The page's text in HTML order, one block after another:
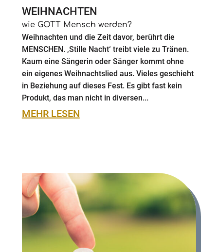
wie GOTT Mensch werden?
WEIHNACHTEN
Weihnachten und die Zeit davor, berührt die
MENSCHEN. ‚Stille Nacht‘ treibt viele zu Tränen.
Kaum eine Sängerin oder Sänger kommt ohne
ein eigenes Weihnachtslied aus. Vieles geschieht
in Beziehung auf dieses Fest. Es gibt fast kein
Produkt, das man nicht in diversen...
MEHR LESEN